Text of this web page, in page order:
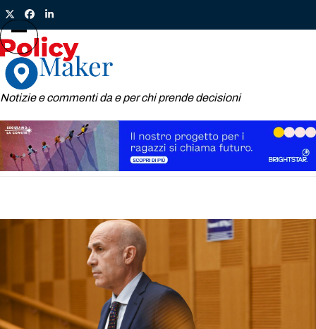
Skip
to
content
TwitterFacebook
LinkedIn
Notizie e commenti da e per chi prende decisioni
Open
mobile
menu
Close
mobile
menu